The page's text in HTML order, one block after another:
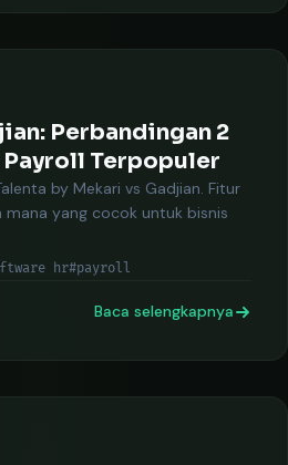
Perbandingan 2
Terpopuler
by Mekari vs Gadjian. Fitur
mana yang cocok untuk bisnis
hr#payroll
Baca selengkapnya